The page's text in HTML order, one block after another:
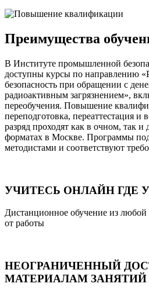
Преимущества
В Институте промышленной
доступны курсы по направлению
безопасность при обращении с
радиоактивным загрязнением»,
переобучения. Повышение
переподготовка, переаттестация и
разряд проходят как в очном, так
форматах в Москве. Программы
методистами и соответствуют
УЧИТЕСЬ ОНЛАЙН ГДЕ
Дистанционное обучение из любой
от работы
НЕОГРАНИЧЕННЫЙ
МАТЕРИАЛАМ ЗАНЯТИЙ